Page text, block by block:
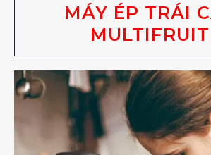
MÁY ÉP TRÁI
MULTIFRUIT